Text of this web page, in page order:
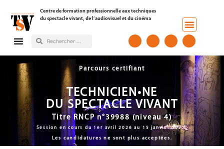
Centre de formation professionnelle aux techniques
du spectacle vivant, de l’audiovisuel et du cinéma
Parcours certifiant
TECHNICIEN•NE
DU SPECTACLE VIVANT
Titre RNCP n°39988 (niveau 4)
Session en cours du 1er avril 2026 au 15 janvier 2027.
Les candidatures ne sont plus acceptées.